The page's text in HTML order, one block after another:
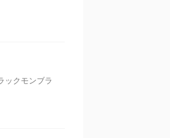
ックモンブラ